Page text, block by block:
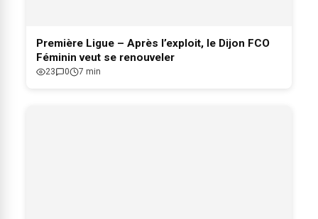
Première Ligue – Après l’exploit, le Dijon FCO
Féminin veut se renouveler
23 0 7 min